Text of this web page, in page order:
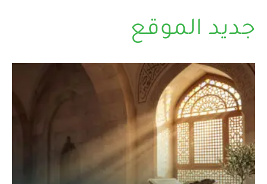
جديد الموقع